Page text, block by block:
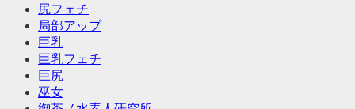
尻フェチ
局部アップ
巨乳
巨乳フェチ
巨尻
巫女